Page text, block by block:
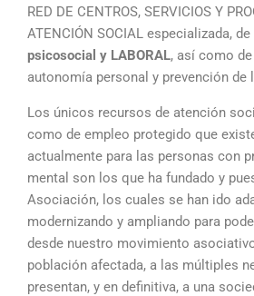
RED DE CENTROS, SERVICIOS Y
ATENCIÓN SOCIAL especializada, de
psicosocial y LABORAL, así como
autonomía personal y prevención de
Los únicos recursos de atención
como de empleo protegido que
actualmente para las personas con
mental son los que ha fundado y
Asociación, los cuales se han ido
modernizando y ampliando para
desde nuestro movimiento
población afectada, a las múltiples
presentan, y en definitiva, a una